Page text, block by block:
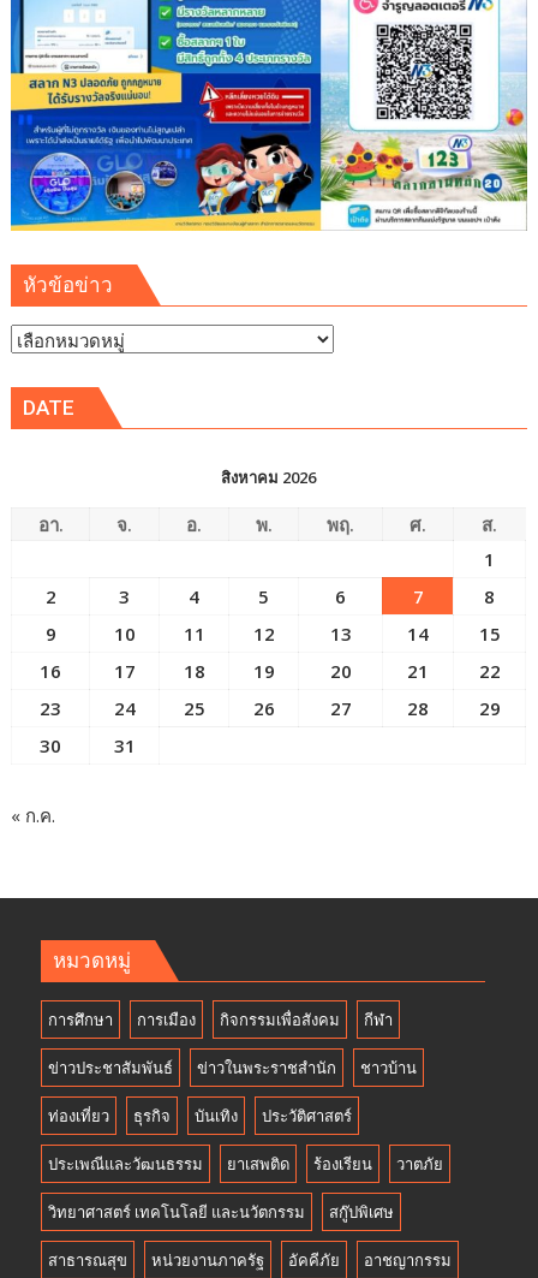
เยาวชน
จัดการ
สิ่ง
แวดล้อม
ปลอดภัย
ยั่งยืน
หัวข้อข่าว
หัวข้อ
DATE
สิงหาคม 2026
อา. จ. อ. พ. พฤ. ศ.
ส.
1
2
3 4 5 6 7
8
9
10 11 12 13 14
15
16
17 18 19 20 21
22
23
24 25 26 27 28
29
30
31
« ก.ค.
หมวดหมู่
การศึกษา การเมือง กิจกรรมเพื่อสังคม กีฬา
ข่าวประชาสัมพันธ์ ข่าวในพระราชสำนัก ชาวบ้าน
ท่องเที่ยว ธุรกิจ บันเทิง ประวัติศาสตร์
ประเพณีและวัฒนธรรม ยาเสพติด ร้องเรียน วาตภัย
วิทยาศาสตร์ เทคโนโลยี และนวัตกรรม สกู๊ปพิเศษ
สาธารณสุข หน่วยงานภาครัฐ อัคคีภัย อาชญากรรม